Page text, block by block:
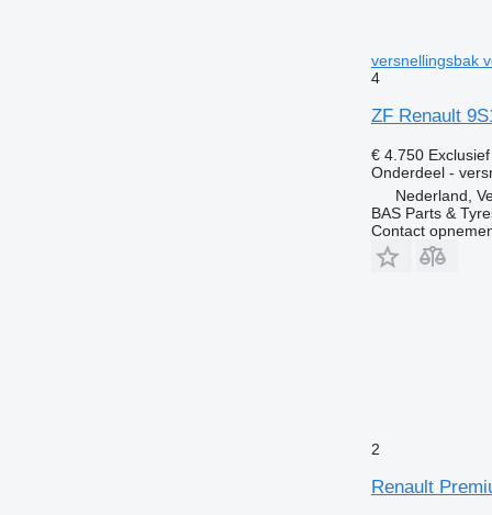
versnellingsbak
4
ZF Renault
€ 4.750
Onderdeel -
Nederland,
BAS Parts &
Contact
2
Renault